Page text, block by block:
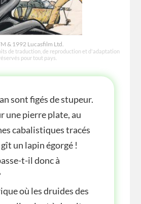
& 1992 Lucasfilm Ltd.
de traduction, de reproduction et d'adaptation
pour tout pays.
sont figés de stupeur.
une pierre plate, au
cabalistiques tracés
un lapin égorgé !
t-il donc à
où les druides des